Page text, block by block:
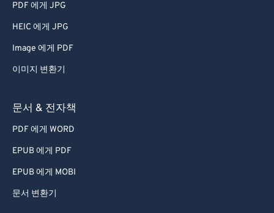
PDF 에게 JPG
HEIC 에게 JPG
Image 에게 PDF
이미지 변환기
문서 & 전자책
PDF 에게 WORD
EPUB 에게 PDF
EPUB 에게 MOBI
문서 변환기